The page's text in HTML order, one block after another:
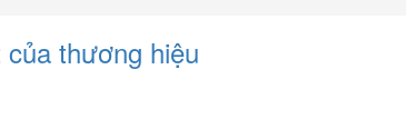
thương hiệu